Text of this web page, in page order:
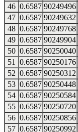
46 0.6587 90249496
47 0.6587 90249632
48 0.6587 90249768
49 0.6587 90249904
50 0.6587 90250040
51
0.6587 90250176
52 0.6587 90250312
53 0.6587 90250448
54 0.6587 90250584
55 0.6587 90250720
56 0.6587 90250856
57 0.6587 90250992